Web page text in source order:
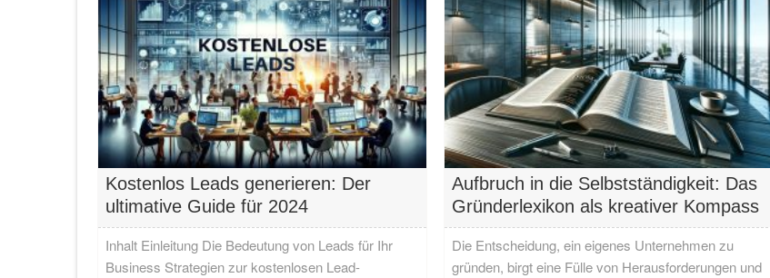
Kostenlos Leads generieren: Der
ultimative Guide für 2024
Inhalt Einleitung Die Bedeutung von Leads für Ihr
Business Strategien zur kostenlosen Lead-
Aufbruch in die Selbstständigkeit: Das
Gründerlexikon als kreativer Kompass
Die Entscheidung, ein eigenes Unternehmen zu
gründen, birgt eine Fülle von Herausforderungen und